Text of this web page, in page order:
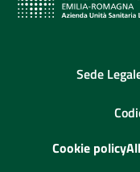
Sede
Cookie policy